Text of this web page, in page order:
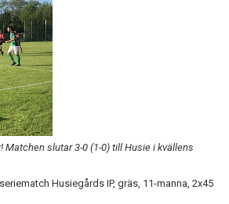
Matchen slutar 3-0 (1-0) till Husie i kvällens
Husiegårds IP, gräs, 11-manna, 2x45